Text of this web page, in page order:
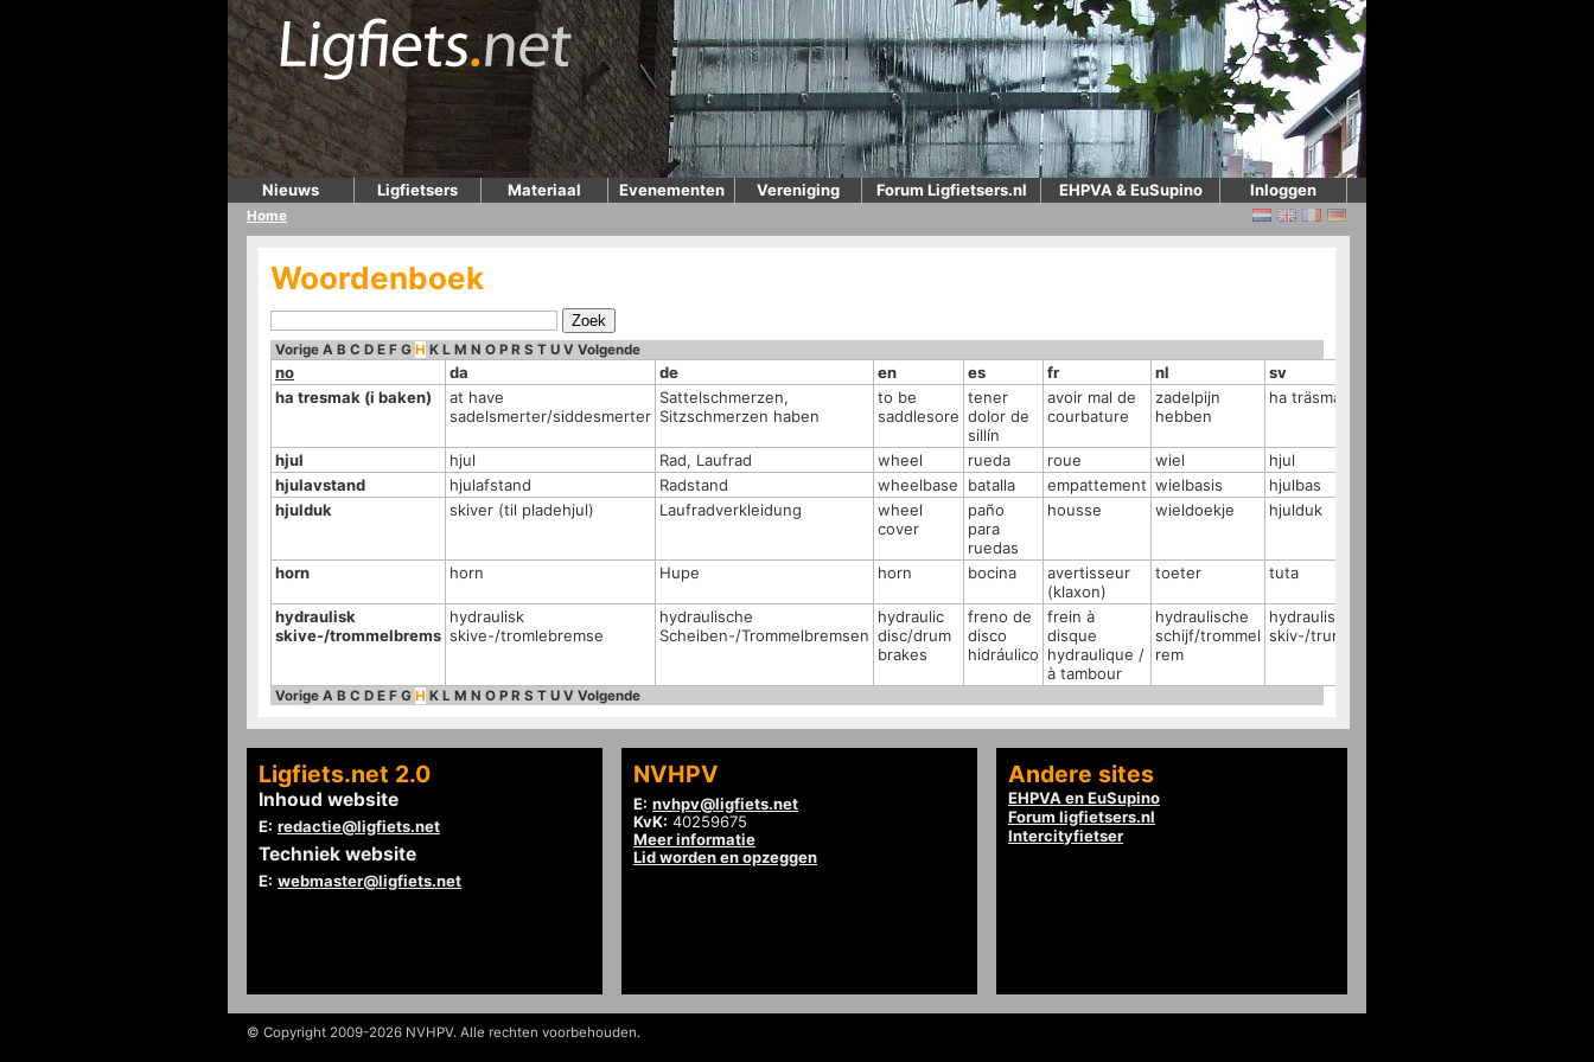
Nieuws Ligfietsers Materiaal Evenementen Vereniging Forum Ligfietsers.nl EHPVA & EuSupino Inloggen
Home
Woordenboek
Vorige A B C D E F G H K L M N O P R S T U V Volgende
no da de en es fr nl
sv
ha tresmak (i baken)
at have
sadelsmerter/siddesmerter
Sattelschmerzen,
Sitzschmerzen haben
to be
saddlesore
tener
dolor de
sillín
avoir mal de
courbature
zadelpijn
hebben
ha träsmak
hjul hjul Rad, Laufrad wheel rueda roue wiel
hjul
hjulavstand
hjulafstand Radstand wheelbase batalla empattement wielbasis
hjulbas
hjulduk
skiver (til pladehjul) Laufradverkleidung
wheel
cover
paño
para
ruedas
housse wieldoekje hjulduk
horn horn Hupe horn bocina
avertisseur
(klaxon)
toeter tuta
hydraulisk
skive-/trommelbrems
hydraulisk
skive-/tromlebremse
hydraulische
Scheiben-/Trommelbremsen
hydraulic
disc/drum
brakes
freno de
disco
hidráulico
frein à
disque
hydraulique /
à tambour
hydraulische
schijf/trommel
rem
hydraulisk
skiv-/trumbroms
Vorige A B C D E F G H K L M N O P R S T U V Volgende
Ligfiets.net 2.0
Inhoud website
E: redactie@ligfiets.net
Techniek website
E: webmaster@ligfiets.net
NVHPV
E: nvhpv@ligfiets.net
KvK: 40259675
Meer informatie
Lid worden en opzeggen
Andere sites
EHPVA en EuSupino
Forum ligfietsers.nl
Intercityfietser
© Copyright 2009-2026 NVHPV. Alle rechten voorbehouden.